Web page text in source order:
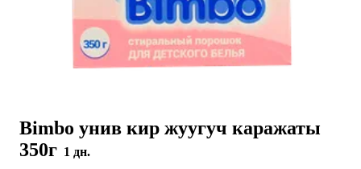
Bimbo унив кир жуугуч каражаты
350г 1 дн.